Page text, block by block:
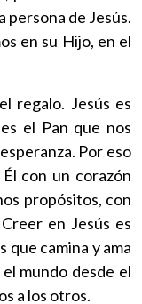
persona de Jesús.
en su Hijo, en el
regalo. Jesús es
el Pan que nos
Por eso
con un corazón
propósitos, con
en Jesús es
que camina y ama
mundo desde el
a los otros.